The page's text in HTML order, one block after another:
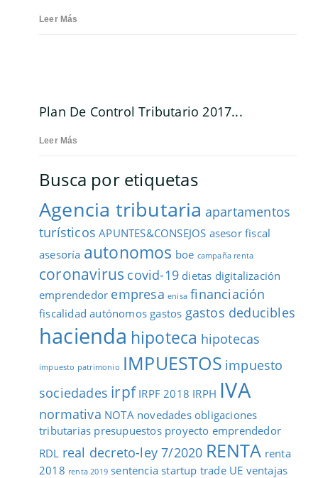
Leer Más
Plan De Control Tributario 2017...
Leer Más
Busca por etiquetas
Agencia tributaria apartamentos
turísticos APUNTES&CONSEJOS asesor fiscal
asesoría autonomos boe campaña renta
coronavirus covid-19 dietas digitalización
emprendedor empresa enisa financiación
fiscalidad autónomos gastos gastos deducibles
hacienda hipoteca hipotecas
impuesto patrimonio IMPUESTOS impuesto
sociedades irpf IRPF 2018 IRPH IVA
normativa NOTA novedades obligaciones
tributarias presupuestos proyecto emprendedor
RDL real decreto-ley 7/2020 RENTA renta
2018 renta 2019 sentencia startup trade UE ventajas